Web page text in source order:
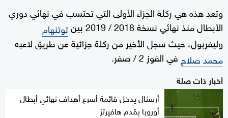
وتعد هذه هي ركلة الجزاء الأولى التي تحتسب في نهائي دوري
الأبطال منذ نهائي نسخة 2018 / 2019 بين
توتنهام
وليفربول، حيث سجل الأخير من ركلة جزائية عن طريق لاعبه
محمد صلاحفي الفوز 2 / صفر.
أخبار ذات صلة
أرسنال يدخل قائمة أسرع أهداف نهائي أبطال
أوروبا بقدم هافيرتز